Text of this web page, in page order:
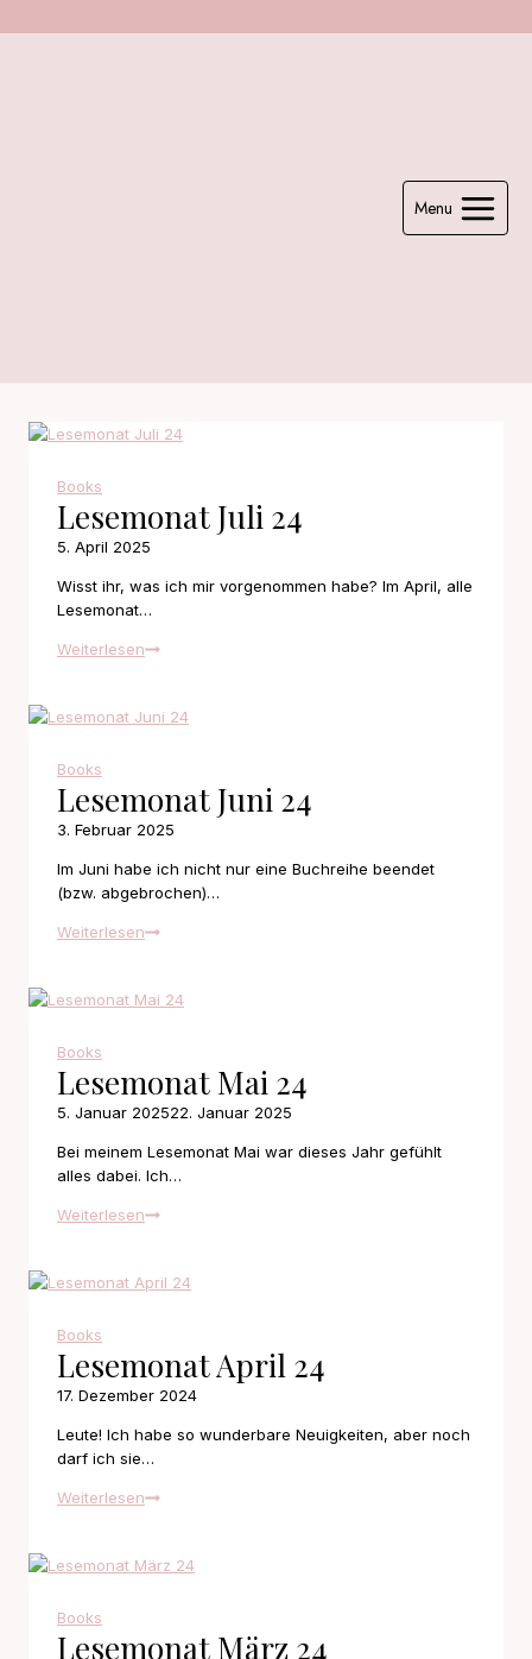
Inhalt
Menu
Books
Lesemonat Juli 24
5. April 2025
Wisst ihr, was ich mir vorgenommen habe? Im April, alle
Lesemonat…
WeiterlesenLesemonat
Books
Lesemonat Juni 24
3. Februar 2025
Im Juni habe ich nicht nur eine Buchreihe beendet
(bzw. abgebrochen)…
WeiterlesenLesemonat
Books
Lesemonat Mai 24
5. Januar 202522. Januar 2025
Bei meinem Lesemonat Mai war dieses Jahr gefühlt
alles dabei. Ich…
WeiterlesenLesemonat
Books
Lesemonat April 24
17. Dezember 2024
Leute! Ich habe so wunderbare Neuigkeiten, aber noch
darf ich sie…
WeiterlesenLesemonat
Books
Lesemonat März 24